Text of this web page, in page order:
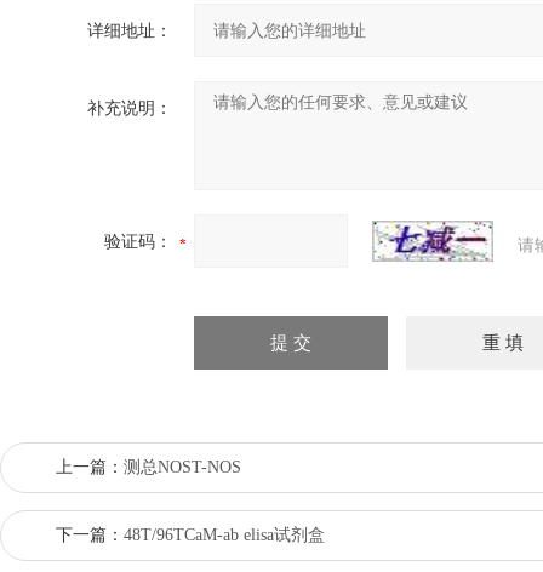
详细地址：
补充说明：
验证码： 请
上一篇： 测总NOST-NOS
下一篇： 48T/96TCaM-ab elisa试剂盒